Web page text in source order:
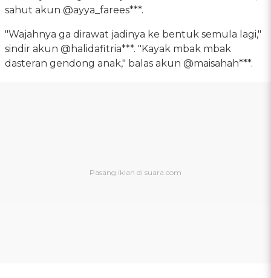
sahut akun @ayya_farees***.
"Wajahnya ga dirawat jadinya ke bentuk semula lagi,"
sindir akun @halidafitria***. "Kayak mbak mbak
dasteran gendong anak," balas akun @maisahah***.